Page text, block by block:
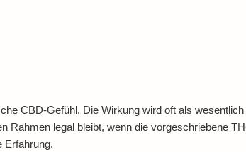
CBD-Gefühl. Die Wirkung wird oft als
Rahmen legal bleibt, wenn die vorgeschriebene
Erfahrung.